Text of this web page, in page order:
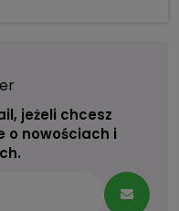
jeżeli chcesz
o nowościach i